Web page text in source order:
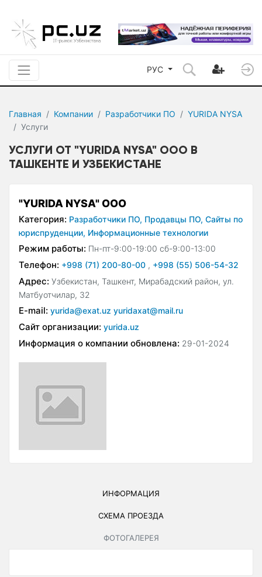
РУС
Главная Компании Разработчики ПО
YURIDA NYSA
Услуги
УСЛУГИ ОТ "YURIDA NYSA" ООО В
ТАШКЕНТЕ И УЗБЕКИСТАНЕ
"YURIDA NYSA" ООО
Категория: Разработчики ПО, Продавцы ПО, Сайты по
юриспруденции, Информационные технологии
Режим работы: Пн-пт-9:00-19:00 сб-9:00-13:00
Телефон: +998 (71) 200-80-00 , +998 (55) 506-54-32
Адрес: Узбекистан, Ташкент, Мирабадский район, ул.
Матбуотчилар, 32
E-mail: yurida@exat.uz yuridaxat@mail.ru
Сайт организации: yurida.uz
Информация о компании обновлена: 29-01-2024
ИНФОРМАЦИЯ
СХЕМА ПРОЕЗДА
ФОТОГАЛЕРЕЯ